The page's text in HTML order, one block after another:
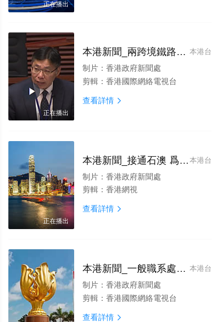
正在播出
正在播出
本港台
本港新聞_兩跨境鐵路項目促進互聯互通
制片： 香港政府新聞處
剪輯： 香港國際網絡電視台
查看詳情 
正在播出
本港台
本港新聞_接通石澳 爲民開路
制片： 香港政府新聞處
剪輯： 香港網視
查看詳情 
本港台
本港新聞_一般職系處招聘中心啓用
制片： 香港政府新聞處
剪輯： 香港國際網絡電視台
查看詳情 